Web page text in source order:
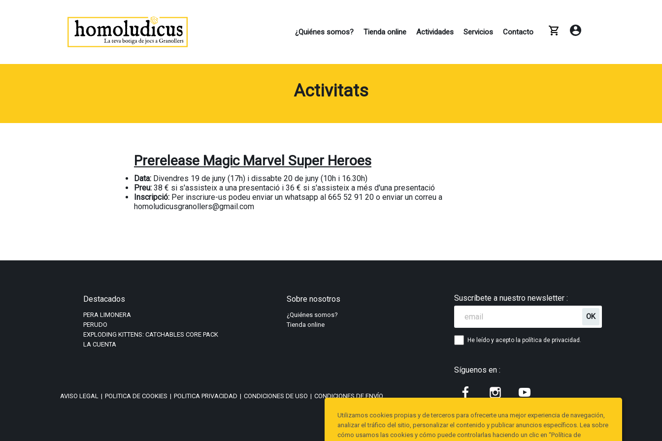
Recuperar contraseña
usuario o puedes registrarte y guardar tus datos para
próximas ocasiones.
¿Quiénes somos? Tienda online Actividades Servicios Contacto
Activitats
Prerelease Magic Marvel Super Heroes
Data: Divendres 19 de juny (17h) i dissabte 20 de juny (10h i 16.30h)
Preu: 38 € si s'assisteix a una presentació i 36 € si s'assisteix a més d'una presentació
Inscripció: Per inscriure-us podeu enviar un whatsapp al 665 52 91 20 o enviar un correu a
homoludicusgranollers@gmail.com
Destacados
PERA LIMONERA
PERUDO
EXPLODING KITTENS: CATCHABLES CORE PACK
LA CUENTA
Sobre nosotros
¿Quiénes somos?
Tienda online
AVISO LEGAL | POLITICA DE COOKIES | POLITICA PRIVACIDAD | CONDICIONES DE USO | CONDICIONES DE ENVÍO
Suscríbete a nuestro newsletter :
He leído y acepto la política de privacidad.
Síguenos en :
Utilizamos cookies propias y de terceros para ofrecerte una mejor experiencia de navegación,
analizar el tráfico del sitio, personalizar el contenido y publicar anuncios específicos. Lea sobre
cómo usamos las cookies y cómo puede controlarlas haciendo un clic en “Política de